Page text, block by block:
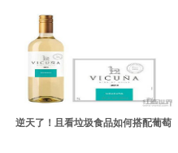
逆天了！且看垃圾食品如何搭配葡萄